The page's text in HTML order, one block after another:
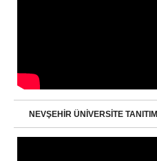
NEVŞEHİR ÜNİVERSİTE TANITIM